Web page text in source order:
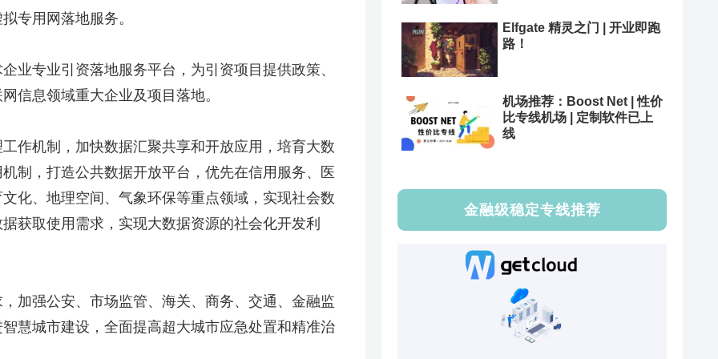
专用网落地服务。
业专业引资落地服务平台，为引资项目提供政策、
信息领域重大企业及项目落地。
作机制，加快数据汇聚共享和开放应用，培育大数
制，打造公共数据开放平台，优先在信用服务、医
化、地理空间、气象环保等重点领域，实现社会数
获取使用需求，实现大数据资源的社会化开发利
加强公安、市场监管、海关、商务、交通、金融监
慧城市建设，全面提高超大城市应急处置和精准治
Elfgate 精灵之门 | 开业即跑
路！
机场推荐：Boost Net | 性价
比专线机场 | 定制软件已上
线
金融级稳定专线推荐